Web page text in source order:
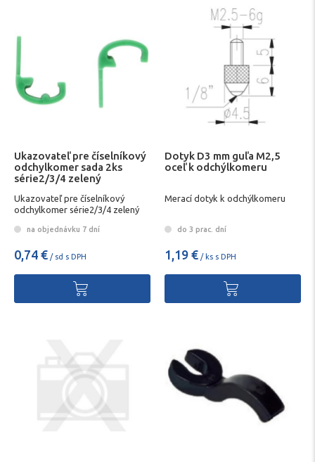
Ukazovateľ pre číselníkový
odchylkomer sada 2ks
série2/3/4 zelený
Ukazovateľ pre číselníkový
odchylkomer série2/3/4 zelený
na objednávku 7 dní
0,74 € / sd s DPH
Dotyk D3 mm guľa M2,5
oceľ k odchýlkomeru
Merací dotyk k odchýlkomeru
do 3 prac. dní
1,19 € / ks s DPH